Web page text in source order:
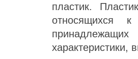
пластик.
относящихся
характеристики,